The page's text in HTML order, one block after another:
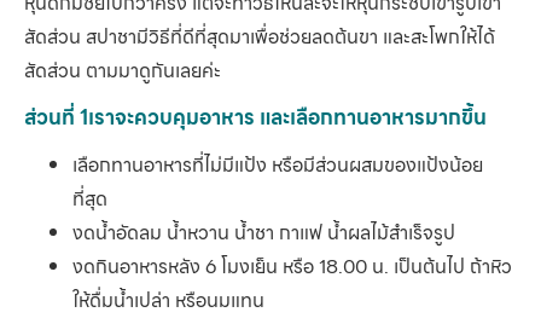
สัดส่วน สปาชามีวิธีที่ดีที่สุดมาเพื่อช่วยลดต้นขา และสะโพกให้ได้
สัดส่วน ตามมาดูกันเลยค่ะ
ส่วนที่ 1เราจะควบคุมอาหาร และเลือกทานอาหารมากขึ้น
เลือกทานอาหารที่ไม่มีแป้ง หรือมีส่วนผสมของแป้งน้อย
ที่สุด
งดน้ำอัดลม น้ำหวาน น้ำชา กาแฟ น้ำผลไม้สำเร็จรูป
งดกินอาหารหลัง 6 โมงเย็น หรือ 18.00 น. เป็นต้นไป ถ้าหิว
ให้ดื่มน้ำเปล่า หรือนมแทน